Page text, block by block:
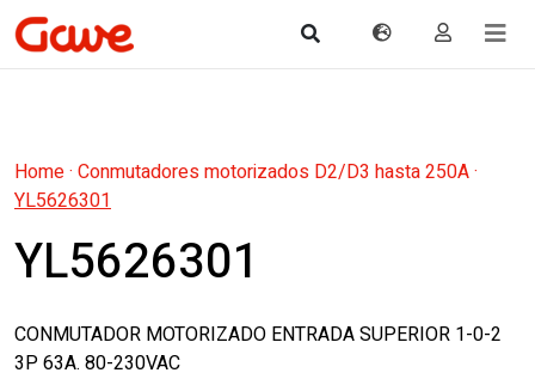
Home· Conmutadores motorizados D2/D3 hasta 250A·
YL5626301
YL5626301
CONMUTADOR MOTORIZADO ENTRADA SUPERIOR 1-0-2
3P 63A. 80-230VAC